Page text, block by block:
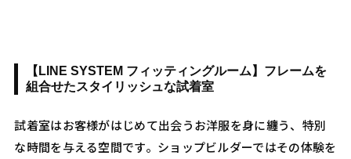
【LINE SYSTEM フィッティングルーム】フレームを
組合せたスタイリッシュな試着室
試着室はお客様がはじめて出会うお洋服を身に纏う、特別
な時間を与える空間です。ショップビルダーではその体験を